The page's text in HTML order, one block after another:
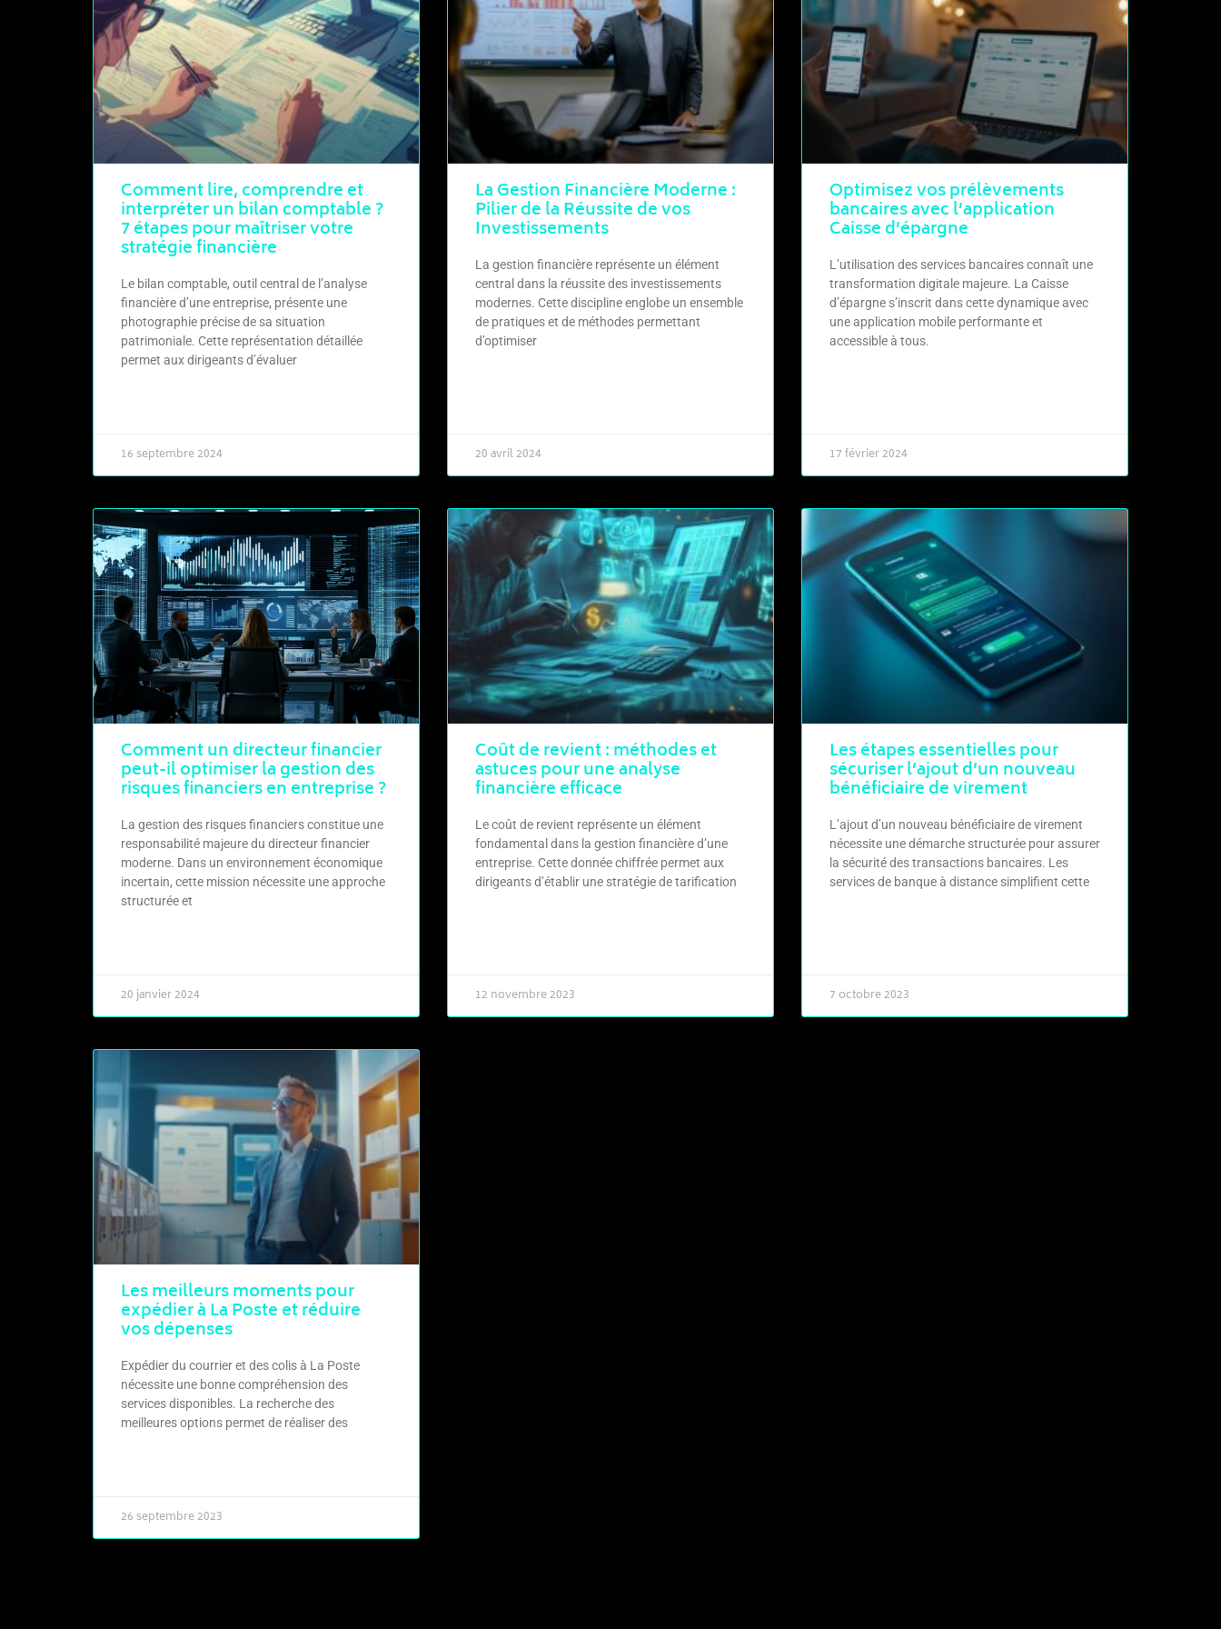
Comment lire, comprendre et
interpréter un bilan comptable ?
7 étapes pour maîtriser votre
stratégie financière
Le bilan comptable, outil central de l’analyse
financière d’une entreprise, présente une
photographie précise de sa situation
patrimoniale. Cette représentation détaillée
permet aux dirigeants d’évaluer
16 septembre 2024
La Gestion Financière Moderne :
Pilier de la Réussite de vos
Investissements
La gestion financière représente un élément
central dans la réussite des investissements
modernes. Cette discipline englobe un ensemble
de pratiques et de méthodes permettant
d’optimiser
20 avril 2024
Optimisez vos prélèvements
bancaires avec l’application
Caisse d’épargne
L’utilisation des services bancaires connaît une
transformation digitale majeure. La Caisse
d’épargne s’inscrit dans cette dynamique avec
une application mobile performante et
accessible à tous.
17 février 2024
Comment un directeur financier
peut-il optimiser la gestion des
risques financiers en entreprise ?
La gestion des risques financiers constitue une
responsabilité majeure du directeur financier
moderne. Dans un environnement économique
incertain, cette mission nécessite une approche
structurée et
20 janvier 2024
Coût de revient : méthodes et
astuces pour une analyse
financière efficace
Le coût de revient représente un élément
fondamental dans la gestion financière d’une
entreprise. Cette donnée chiffrée permet aux
dirigeants d’établir une stratégie de tarification
12 novembre 2023
Les étapes essentielles pour
sécuriser l’ajout d’un nouveau
bénéficiaire de virement
L’ajout d’un nouveau bénéficiaire de virement
nécessite une démarche structurée pour assurer
la sécurité des transactions bancaires. Les
services de banque à distance simplifient cette
7 octobre 2023
Les meilleurs moments pour
expédier à La Poste et réduire
vos dépenses
Expédier du courrier et des colis à La Poste
nécessite une bonne compréhension des
services disponibles. La recherche des
meilleures options permet de réaliser des
26 septembre 2023